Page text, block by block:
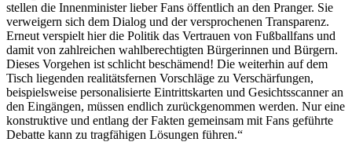
stellen die Innenminister lieber Fans öffentlich an den Pranger. Sie
verweigern sich dem Dialog und der versprochenen Transparenz.
Erneut verspielt hier die Politik das Vertrauen von Fußballfans und
damit von zahlreichen wahlberechtigten Bürgerinnen und Bürgern.
Dieses Vorgehen ist schlicht beschämend! Die weiterhin auf dem
Tisch liegenden realitätsfernen Vorschläge zu Verschärfungen,
beispielsweise personalisierte Eintrittskarten und Gesichtsscanner an
den Eingängen, müssen endlich zurückgenommen werden. Nur eine
konstruktive und entlang der Fakten gemeinsam mit Fans geführte
Debatte kann zu tragfähigen Lösungen führen.“